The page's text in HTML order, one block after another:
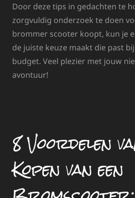
Door deze tips in gedachten te
zorgvuldig onderzoek te doen
brommer scooter koopt, kun je
de juiste keuze maakt die past
budget. Veel plezier met jouw
avontuur!
8 Voordelen
Kopen van een